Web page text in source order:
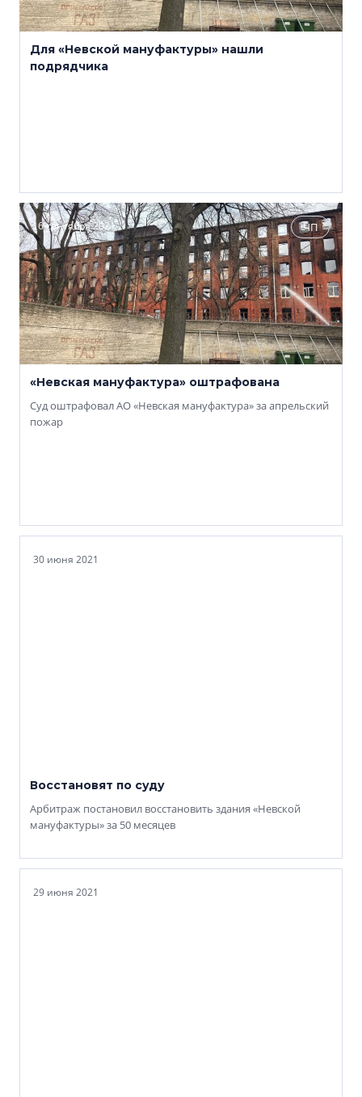
Для «Невской мануфактуры» нашли
подрядчика
16 сентября 2021 ЧП
«Невская мануфактура» оштрафована
Суд оштрафовал АО «Невская мануфактура» за апрельский
пожар
30 июня 2021
Восстановят по суду
Арбитраж постановил восстановить здания «Невской
мануфактуры» за 50 месяцев
29 июня 2021